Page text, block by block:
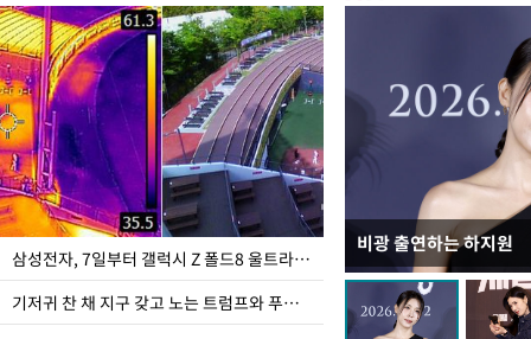
삼성전자, 7일부터 갤럭시 Z 폴드8 울트라·폴드8·플립8 출시
기저귀 찬 채 지구 갖고 노는 트럼프와 푸틴 형상 미로
비광 출연하는 하지원
이재명 대통령, "수사
선 다해 강구해야"